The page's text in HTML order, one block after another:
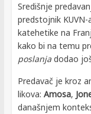
Središnje
predstojnik
katehetike na
kako bi na temu
poslanjadodao
Predavač je kroz
likova: Amosa,
današnjem